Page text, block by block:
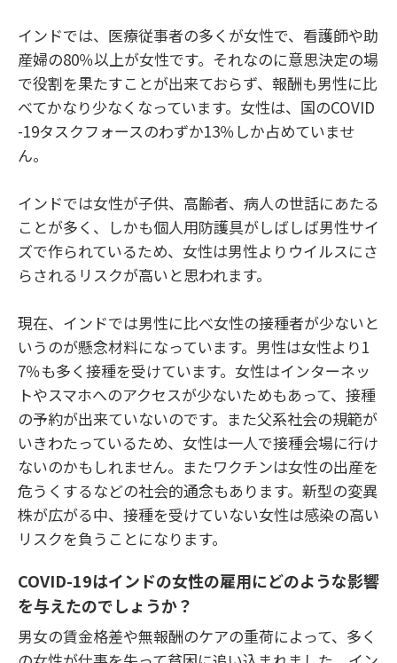
インドでは、医療従事者の多くが女性で、看護師や助
産婦の80％以上が女性です。それなのに意思決定の場
で役割を果たすことが出来ておらず、報酬も男性に比
べてかなり少なくなっています。女性は、国のCOVID
-19タスクフォースのわずか13％しか占めていませ
ん。
インドでは女性が子供、高齢者、病人の世話にあたる
ことが多く、しかも個人用防護具がしばしば男性サイ
ズで作られているため、女性は男性よりウイルスにさ
らされるリスクが高いと思われます。
現在、インドでは男性に比べ女性の接種者が少ないと
いうのが懸念材料になっています。男性は女性より1
7％も多く接種を受けています。女性はインターネッ
トやスマホへのアクセスが少ないためもあって、接種
の予約が出来ていないのです。また父系社会の規範が
いきわたっているため、女性は一人で接種会場に行け
ないのかもしれません。またワクチンは女性の出産を
危うくするなどの社会的通念もあります。新型の変異
株が広がる中、接種を受けていない女性は感染の高い
リスクを負うことになります。
COVID-19はインドの女性の雇用にどのような影響
を与えたのでしょうか？
男女の賃金格差や無報酬のケアの重荷によって、多く